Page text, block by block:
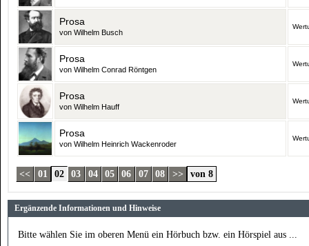
Prosa
von Wilhelm Busch
Prosa
von Wilhelm Conrad Röntgen
Prosa
von Wilhelm Hauff
Prosa
von Wilhelm Heinrich Wackenroder
<< 01 02 03 04 05 06 07 08 >> von 8
Ergänzende Informationen und Hinweise
Bitte wählen Sie im oberen Menü ein Hörbuch bzw. ein Hörspiel aus ...